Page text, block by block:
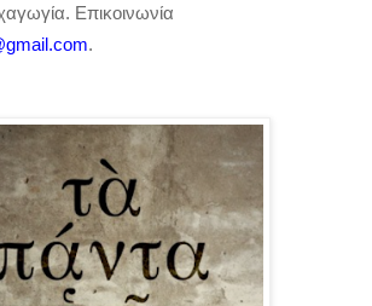
Επικοινωνία
gmail.com.